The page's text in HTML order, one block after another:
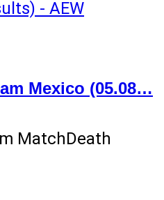
Mexico (05.08…
MatchDeath